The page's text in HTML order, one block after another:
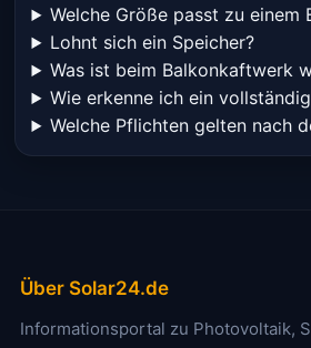
Welche Größe passt zu einem
Lohnt sich ein Speicher?
Was ist beim Balkonkaftwerk
Wie erkenne ich ein
Welche Pflichten gelten nach
Über Solar24.de
Informationsportal zu Photovoltaik,